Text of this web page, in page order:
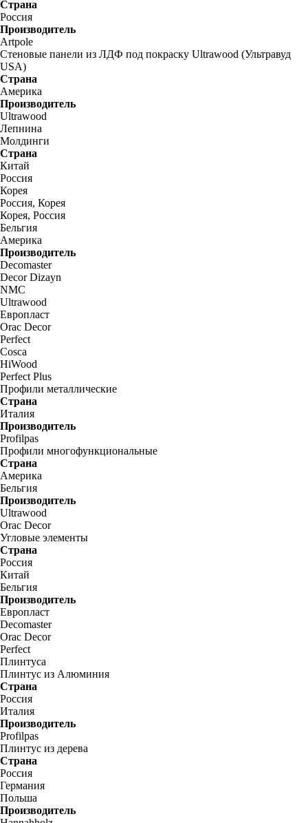
Страна
Россия
Производитель
Artpole
Стеновые панели из ЛДФ под покраску Ultrawood (Ультравуд
USA)
Страна
Америка
Производитель
Ultrawood
Лепнина
Молдинги
Страна
Китай
Россия
Корея
Россия, Корея
Корея, Россия
Бельгия
Америка
Производитель
Decomaster
Decor Dizayn
NMC
Ultrawood
Европласт
Orac Decor
Perfect
Cosca
HiWood
Perfect Plus
Профили металлические
Страна
Италия
Производитель
Profilpas
Профили многофункциональные
Страна
Америка
Бельгия
Производитель
Ultrawood
Orac Decor
Угловые элементы
Страна
Россия
Китай
Бельгия
Производитель
Европласт
Decomaster
Orac Decor
Perfect
Плинтуса
Плинтус из Алюминия
Страна
Россия
Италия
Производитель
Profilpas
Плинтус из дерева
Страна
Россия
Германия
Польша
Производитель